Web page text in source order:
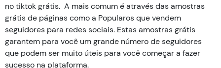
no tiktok grátis. A mais comum é através das amostras
grátis de páginas como a Popularos que vendem
seguidores para redes sociais. Estas amostras grátis
garantem para você um grande número de seguidores
que podem ser muito úteis para você começar a fazer
sucesso na plataforma.